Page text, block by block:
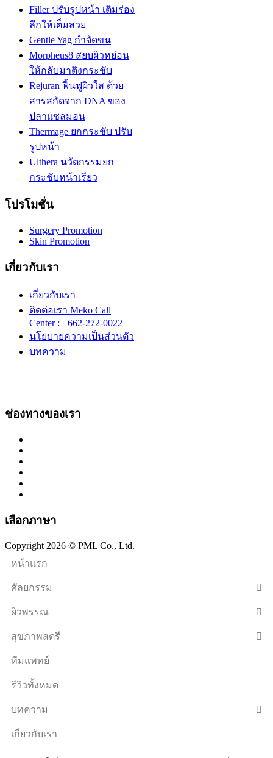
Filler ปรับรูปหน้า เติมร่อง
ลึกให้เต็มสวย
Gentle Yag กำจัดขน
Morpheus8 สยบผิวหย่อน
ให้กลับมาตึงกระชับ
Rejuran ฟื้นฟูผิวใส ด้วย
สารสกัดจาก DNA ของ
ปลาแซลมอน
Thermage ยกกระชับ ปรับ
รูปหน้า
Ulthera นวัตกรรมยก
กระชับหน้าเรียว
โปรโมชั่น
Surgery Promotion
Skin Promotion
เกี่ยวกับเรา
เกี่ยวกับเรา
ติดต่อเรา Meko Call
Center : +662-272-0022
นโยบายความเป็นส่วนตัว
บทความ
ช่องทางของเรา
เลือกภาษา
Copyright 2026 © PML Co., Ltd.
หน้าแรก
ศัลยกรรม
ผิวพรรณ
สุขภาพสตรี
ทีมแพทย์
รีวิวทั้งหมด
บทความ
เกี่ยวกับเรา